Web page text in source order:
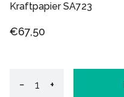
Kraftpapier SA723
€67,50
− +